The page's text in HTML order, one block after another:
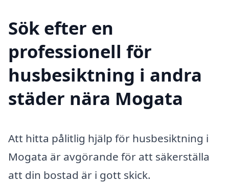
Sök efter en
professionell för
husbesiktning i andra
städer nära Mogata
Att hitta pålitlig hjälp för husbesiktning i
Mogata är avgörande för att säkerställa
att din bostad är i gott skick.